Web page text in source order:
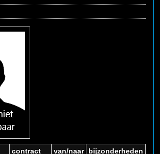
contract van/naar bijzonderheden